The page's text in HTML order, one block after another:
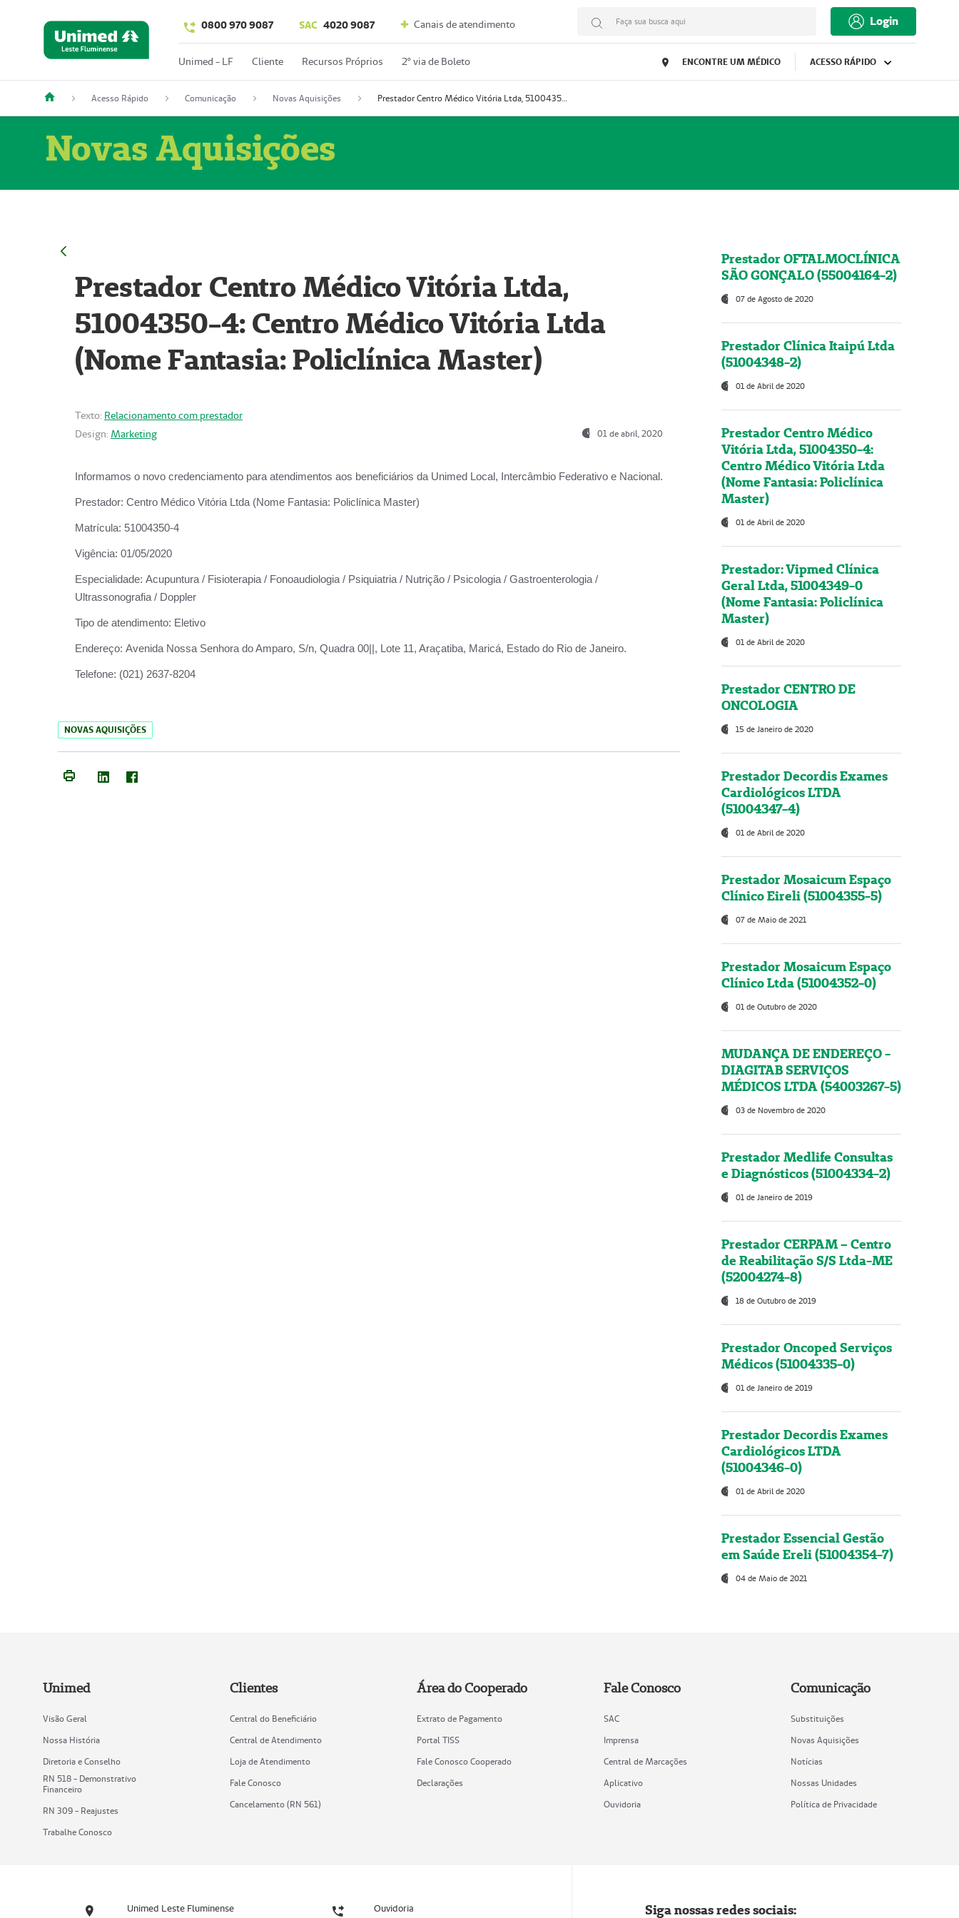
0800 970 9087 SAC 4020 9087 Canais de atendimento Faça sua busca aqui Login
Unimed - LF Cliente Recursos Próprios 2º via de Boleto ENCONTRE UM MÉDICO ACESSO RÁPIDO
Acesso Rápido Comunicação Novas Aquisições Prestador Centro Médico Vitória Ltda, 51004350-4: Centro Médico Vitória Ltda (Nome Fantasia: Policlínica Master)
Novas Aquisições
Prestador Centro Médico Vitória Ltda,
51004350-4: Centro Médico Vitória Ltda
(Nome Fantasia: Policlínica Master)
Texto: Relacionamento com prestador
Design: Marketing 01 de abril, 2020
Informamos o novo credenciamento para atendimentos aos beneficiários da Unimed Local, Intercâmbio Federativo e Nacional.
Prestador: Centro Médico Vitória Ltda (Nome Fantasia: Policlínica Master)
Matrícula: 51004350-4
Vigência: 01/05/2020
Especialidade: Acupuntura / Fisioterapia / Fonoaudiologia / Psiquiatria / Nutrição / Psicologia / Gastroenterologia /
Ultrassonografia / Doppler
Tipo de atendimento: Eletivo
Endereço: Avenida Nossa Senhora do Amparo, S/n, Quadra 00||, Lote 11, Araçatiba, Maricá, Estado do Rio de Janeiro.
Telefone: (021) 2637-8204
NOVAS AQUISIÇÕES
Prestador OFTALMOCLÍNICA
SÃO GONÇALO (55004164-2)
07 de Agosto de 2020
Prestador Clínica Itaipú Ltda
(51004348-2)
01 de Abril de 2020
Prestador Centro Médico
Vitória Ltda, 51004350-4:
Centro Médico Vitória Ltda
(Nome Fantasia: Policlínica
Master)
01 de Abril de 2020
Prestador: Vipmed Clínica
Geral Ltda, 51004349-0
(Nome Fantasia: Policlínica
Master)
01 de Abril de 2020
Prestador CENTRO DE
ONCOLOGIA
15 de Janeiro de 2020
Prestador Decordis Exames
Cardiológicos LTDA
(51004347-4)
01 de Abril de 2020
Prestador Mosaicum Espaço
Clínico Eireli (51004355-5)
07 de Maio de 2021
Prestador Mosaicum Espaço
Clínico Ltda (51004352-0)
01 de Outubro de 2020
MUDANÇA DE ENDEREÇO -
DIAGITAB SERVIÇOS
MÉDICOS LTDA (54003267-5)
03 de Novembro de 2020
Prestador Medlife Consultas
e Diagnósticos (51004334-2)
01 de Janeiro de 2019
Prestador CERPAM – Centro
de Reabilitação S/S Ltda-ME
(52004274-8)
18 de Outubro de 2019
Prestador Oncoped Serviços
Médicos (51004335-0)
01 de Janeiro de 2019
Prestador Decordis Exames
Cardiológicos LTDA
(51004346-0)
01 de Abril de 2020
Prestador Essencial Gestão
em Saúde Ereli (51004354-7)
04 de Maio de 2021
Unimed
Visão Geral
Nossa História
Diretoria e Conselho
RN 518 - Demonstrativo
Financeiro
RN 309 - Reajustes
Trabalhe Conosco
Clientes
Central do Beneficiário
Central de Atendimento
Loja de Atendimento
Fale Conosco
Cancelamento (RN 561)
Área do Cooperado
Extrato de Pagamento
Portal TISS
Fale Conosco Cooperado
Declarações
Fale Conosco
SAC
Imprensa
Central de Marcações
Aplicativo
Ouvidoria
Comunicação
Substituições
Novas Aquisições
Notícias
Nossas Unidades
Política de Privacidade
Unimed Leste Fluminense Ouvidoria Siga nossas redes sociais: